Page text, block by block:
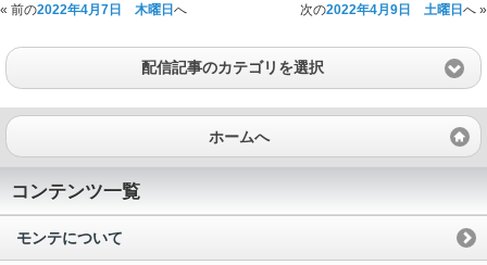
« 前の2022年4月7日 木曜日 へ 次の2022年4月9日 土曜日 へ »
配信記事のカテゴリを選択
ホームへ
コンテンツ一覧
モンテについて